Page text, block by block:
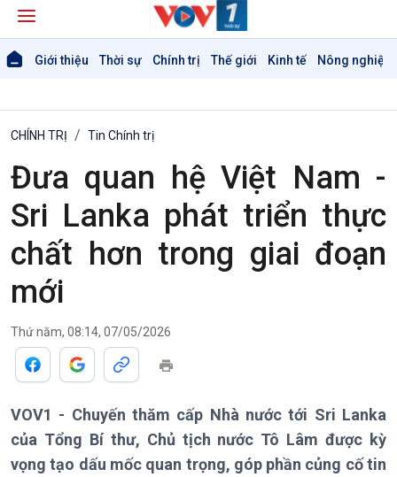
Giới thiệu Thời sự Chính trị Thế giới Kinh tế Nông nghiệp
Giới thiệu
Thời sự
CHÍNH TRỊ Tin Chính trị
Đưa quan hệ Việt Nam -
Sri Lanka phát triển thực
chất hơn trong giai đoạn
mới
Thứ năm, 08:14, 07/05/2026
VOV1 - Chuyến thăm cấp Nhà nước tới Sri Lanka
của Tổng Bí thư, Chủ tịch nước Tô Lâm được kỳ
vọng tạo dấu mốc quan trọng, góp phần củng cố tin